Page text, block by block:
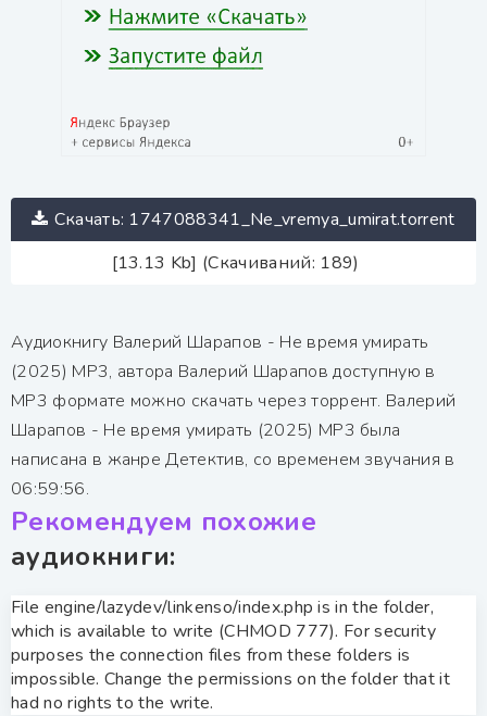
Скачать: 1747088341_Ne_vremya_umirat.torrent
[13.13 Kb] (Скачиваний: 189)
Аудиокнигу Валерий Шарапов - Не время умирать
(2025) MP3, автора Валерий Шарапов доступную в
MP3 формате можно скачать через торрент. Валерий
Шарапов - Не время умирать (2025) MP3 была
написана в жанре Детектив, со временем звучания в
06:59:56.
Рекомендуем похожие
аудиокниги:
File engine/lazydev/linkenso/index.php is in the folder,
which is available to write (CHMOD 777). For security
purposes the connection files from these folders is
impossible. Change the permissions on the folder that it
had no rights to the write.